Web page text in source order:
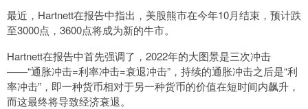
最近，Hartnett在报告中指出，美股熊市在今年10月结束，预计跌
至3000点，3600点将成为新的牛市。
Hartnett在报告中首先强调了，2022年的大图景是三次冲击
——“通胀冲击=利率冲击=衰退冲击”，持续的通胀冲击之后是“利
率冲击”，即一种货币相对于另一种货币的价值在短时间内飙升，
而这最终将导致经济衰退。